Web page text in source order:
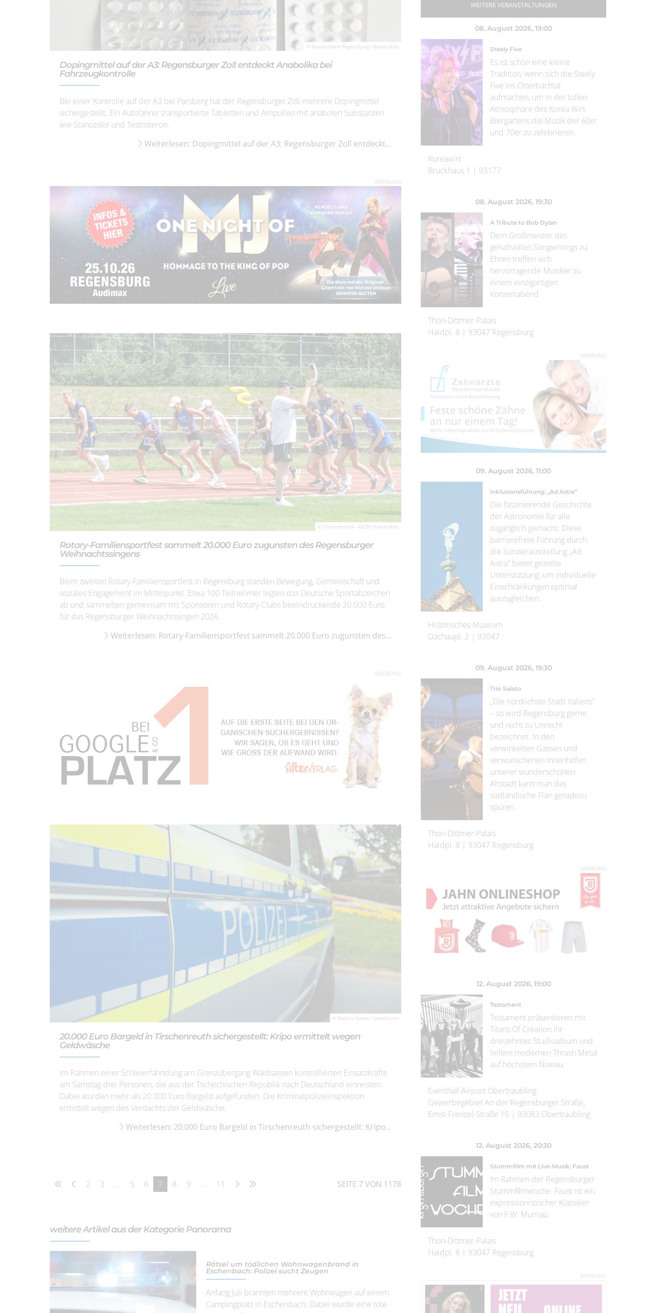
© Hauptzollamt Regensburg / Kamerafoto
Dopingmittel auf der A3: Regensburger Zoll entdeckt Anabolika bei
Fahrzeugkontrolle
Bei einer Kontrolle auf der A3 bei Parsberg hat der Regensburger Zoll mehrere Dopingmittel
sichergestellt. Ein Autofahrer transportierte Tabletten und Ampullen mit anabolen Substanzen
wie Stanozolol und Testosteron.
Weiterlesen: Dopingmittel auf der A3: Regensburger Zoll entdeckt...
WERBUNG
© Fotoschmiede - MCB / Kamerafoto
Rotary-Familiensportfest sammelt 20.000 Euro zugunsten des Regensburger
Weihnachtssingens
Beim zweiten Rotary-Familiensportfest in Regensburg standen Bewegung, Gemeinschaft und
soziales Engagement im Mittelpunkt. Etwa 100 Teilnehmer legten das Deutsche Sportabzeichen
ab und sammelten gemeinsam mit Sponsoren und Rotary-Clubs beeindruckende 20.000 Euro
für das Regensburger Weihnachtssingen 2026.
Weiterlesen: Rotary-Familiensportfest sammelt 20.000 Euro zugunsten des...
WERBUNG
© Markus Spiske / pexels.com
20.000 Euro Bargeld in Tirschenreuth sichergestellt: Kripo ermittelt wegen
Geldwäsche
Im Rahmen einer Schleierfahndung am Grenzübergang Waldsassen kontrollierten Einsatzkräfte
am Samstag drei Personen, die aus der Tschechischen Republik nach Deutschland einreisten.
Dabei wurden mehr als 20.000 Euro Bargeld aufgefunden. Die Kriminalpolizeiinspektion
ermittelt wegen des Verdachts der Geldwäsche.
Weiterlesen: 20.000 Euro Bargeld in Tirschenreuth sichergestellt: Kripo...
SEITE 7 VON 1178
2 3 ... 5 6 7 8 9 ... 11
weitere Artikel aus der Kategorie Panorama
Rätsel um tödlichen Wohnwagenbrand in
Eschenbach: Polizei sucht Zeugen
Anfang Juli brannten mehrere Wohnwagen auf einem
Campingplatz in Eschenbach. Dabei wurde eine tote
WEITERE VERANSTALTUNGEN
08. August 2026, 19:00
Steely Five
Es ist schon eine kleine
Tradition, wenn sich die Steely
Five ins Otterbachtal
aufmachen, um in der tollen
Atmosphäre des Korea Wirt
Biergartens die Musik der 60er
und 70er zu zelebrieren.
Koreawirt
Bruckhaus 1 | 93177
08. August 2026, 19:30
A Tribute to Bob Dylan
Dem Großmeister des
gehaltvollen Songwritings zu
Ehren treffen sich
hervorragende Musiker zu
einem einzigartigen
Konzertabend
Thon-Dittmer-Palais
Haidpl. 8 | 93047 Regensburg
WERBUNG
09. August 2026, 11:00
Inklusionsführung: „Ad Astra“
Die faszinierende Geschichte
der Astronomie für alle
zugänglich gemacht: Diese
barrierefreie Führung durch
die Sonderausstellung „Ad
Astra“ bietet gezielte
Unterstützung, um individuelle
Einschränkungen optimal
auszugleichen.
Historisches Museum
Dachaupl. 2 | 93047
09. August 2026, 19:30
Trio Salato
„Die nördlichste Stadt Italiens“
– so wird Regensburg gerne
und nicht zu Unrecht
bezeichnet. In den
verwinkelten Gassen und
verwunschenen Innenhöfen
unserer wunderschönen
Altstadt kann man das
südländische Flair geradezu
spüren.
Thon-Dittmer-Palais
Haidpl. 8 | 93047 Regensburg
WERBUNG
12. August 2026, 19:00
Testament
Testament präsentieren mit
Titans Of Creation ihr
dreizehntes Studioalbum und
liefern modernen Thrash Metal
auf höchstem Niveau.
Eventhall Airport Obertraubling
Gewerbegebiet An der Regensburger Straße,
Ernst-Frenzel-Straße 16 | 93083 Obertraubling
12. August 2026, 20:30
Stummfilm mit Live-Musik: Faust
Im Rahmen der Regensburger
Stummfilmwoche: Faust ist ein
expressionistischer Klassiker
von F.W. Murnau.
Thon-Dittmer-Palais
Haidpl. 8 | 93047 Regensburg
WERBUNG